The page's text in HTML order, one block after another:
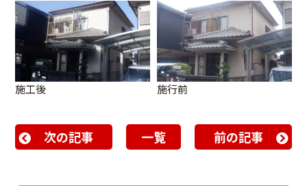
施工後 施行前
次の記事 一覧 前の記事